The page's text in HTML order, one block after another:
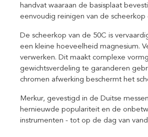
handvat waaraan de basisplaat
eenvoudig reinigen van de
De scheerkop van de 50C is
een kleine hoeveelheid magnesium.
verwerken. Dit maakt complexe
gewichtsverdeling te garanderen
chromen afwerking beschermt het
Merkur, gevestigd in de Duitse
hernieuwde populariteit en de
instrumenten - tot op de dag van